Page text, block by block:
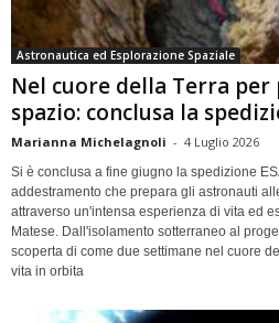
Astronautica ed Esplorazione Spaziale
Nel cuore della Terra
spazio: conclusa la
Marianna Michelagnoli - 4 Luglio 2026
Si è conclusa a fine giugno la spedizione
addestramento che prepara gli astronauti
attraverso un'intensa esperienza di vita ed
Matese. Dall'isolamento sotterraneo al
scoperta di come due settimane nel cuore
vita in orbita